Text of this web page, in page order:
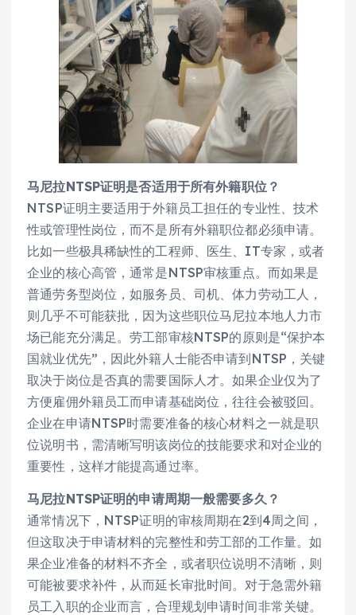
马尼拉NTSP证明是否适用于所有外籍职位？
NTSP证明主要适用于外籍员工担任的专业性、技术
性或管理性岗位，而不是所有外籍职位都必须申请。
比如一些极具稀缺性的工程师、医生、IT专家，或者
企业的核心高管，通常是NTSP审核重点。而如果是
普通劳务型岗位，如服务员、司机、体力劳动工人，
则几乎不可能获批，因为这些职位马尼拉本地人力市
场已能充分满足。劳工部审核NTSP的原则是“保护本
国就业优先”，因此外籍人士能否申请到NTSP，关键
取决于岗位是否真的需要国际人才。如果企业仅为了
方便雇佣外籍员工而申请基础岗位，往往会被驳回。
企业在申请NTSP时需要准备的核心材料之一就是职
位说明书，需清晰写明该岗位的技能要求和对企业的
重要性，这样才能提高通过率。
马尼拉NTSP证明的申请周期一般需要多久？
通常情况下，NTSP证明的审核周期在2到4周之间，
但这取决于申请材料的完整性和劳工部的工作量。如
果企业准备的材料不齐全，或者职位说明不清晰，则
可能被要求补件，从而延长审批时间。对于急需外籍
员工入职的企业而言，合理规划申请时间非常关键。